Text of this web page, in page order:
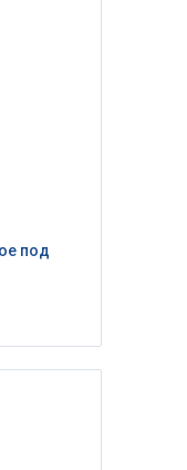
под